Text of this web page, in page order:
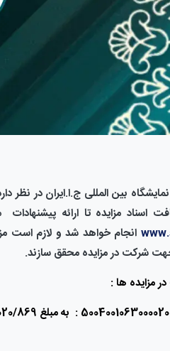
نمایشگاه بین المللی ج.ا.ایران در نظر
اسناد مزایده تا ارائه
انجام خواهد شد و لازم است
شرکت در مزایده محقق سازند.
مزایده ها :